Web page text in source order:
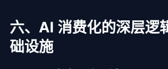
六、AI 消费化的深层逻
础设施